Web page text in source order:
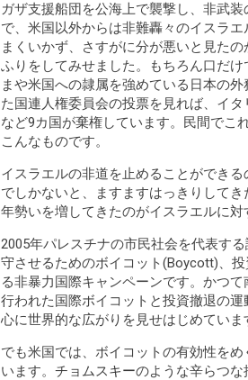
ガザ支援船団を公海上で襲撃し、非武
で、米国以外からは非難轟々のイスラ
まくいかず、さすがに分が悪いと見た
ふりをしてみせました。もちろん口だ
まや米国への隷属を強めている日本の
た国連人権委員会の投票を見れば、イ
など9カ国が棄権しています。民間でこ
こんなものです。
イスラエルの非道を止めることができ
でしかないと、ますますはっきりしてき
年勢いを増してきたのがイスラエルに対
2005年パレスチナの市民社会を代表す
守させるためのボイコット(Boycott)、
る非暴力国際キャンペーンです。かつ
行われた国際ボイコットと投資撤退の
心に世界的な広がりを見せはじめていま
でも米国では、ボイコットの有効性を
います。 チョムスキーのような辛らつ